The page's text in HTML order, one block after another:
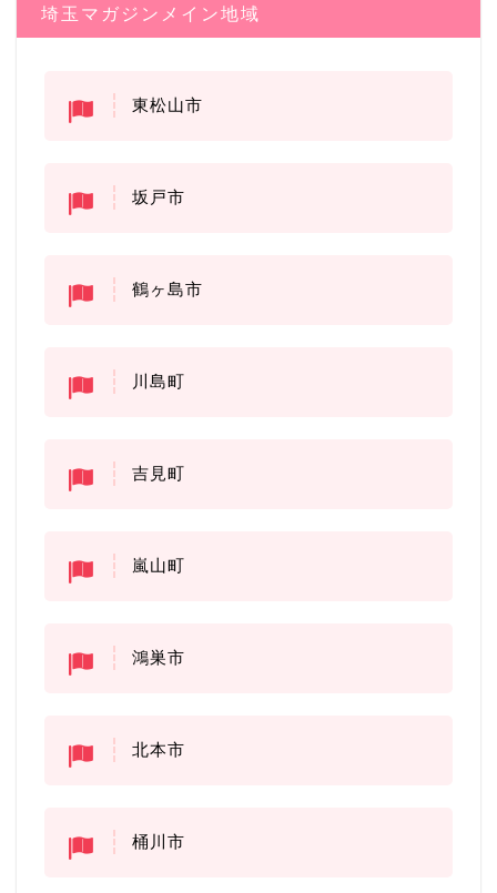
埼玉マガジンメイン地域
東松山市
坂戸市
鶴ヶ島市
川島町
吉見町
嵐山町
鴻巣市
北本市
桶川市